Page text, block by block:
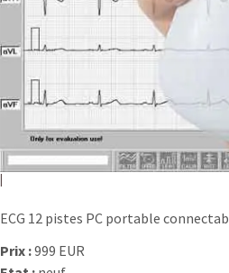
ECG 12 pistes PC portable
Prix :999 EUR